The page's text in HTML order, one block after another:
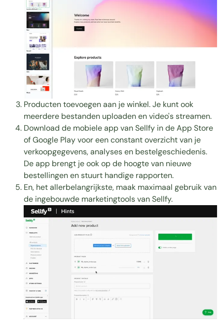
Producten toevoegen aan je winkel. Je kunt ook
meerdere bestanden uploaden en video's streamen.
Download de mobiele app van Sellfy in deApp Store
ofGoogle Playvoor een constant overzicht van je
verkoopgegevens, analyses en bestelgeschiedenis.
De app brengt je ook op de hoogte van nieuwe
bestellingen en stuurt handige rapporten.
En, het allerbelangrijkste, maak maximaal gebruik van
de ingebouwde marketingtools van Sellfy.